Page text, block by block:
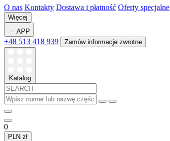
O nas Kontakty Dostawa i płatność Oferty specjalne
Więcej
APP
+48 513 418 939 Zamów informacje zwrotne
Katalog
0
PLN zł